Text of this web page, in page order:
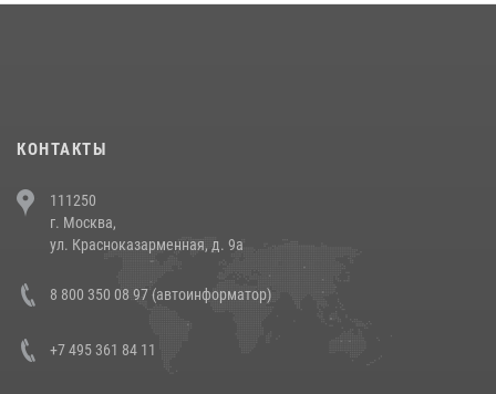
напавших на бригаду скорой помощи (видео)
14 июля 2026, 12:20
Состоялась рабочая встреча директора Росгвардии Героя России
генерала армии Виктора Золотова с заместителем полномочного
представителя Президента Российской Федерации в Северо-
Кавказском федеральном округе Виталием Кузнецовым
КОНТАКТЫ
111250
г. Москва,
ул. Красноказарменная, д. 9а
8 800 350 08 97 (автоинформатор)
+7 495 361 84 11